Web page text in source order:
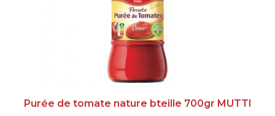
Purée de tomate nature bteille 700gr MUTTI